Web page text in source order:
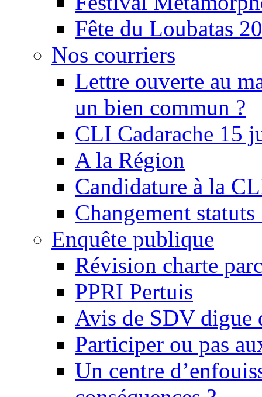
Fête du Loubatas
Nos courriers
Lettre ouverte au
un bien commun ?
CLI Cadarache 15
A la Région
Candidature à la
Changement
Enquête publique
Révision charte
PPRI Pertuis
Avis de SDV digue
Participer ou pas
Un centre